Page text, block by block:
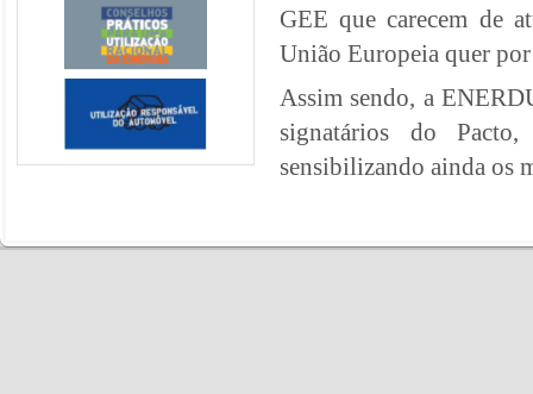
GEE que carecem de
União Europeia quer
Assim sendo, a
signatários do
sensibilizando ainda os